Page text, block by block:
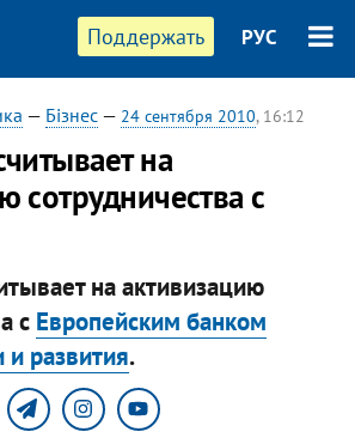
Поддержать РУС
— Бізнес— 24 сентября 2010, 16:12
на
сотрудничества с
на активизацию
с Европейским банком
и развития.